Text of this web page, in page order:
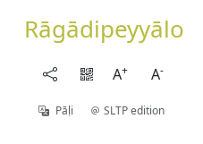
Rāgādipeyyālo
A+ A-
Pāḷi SLTP edition